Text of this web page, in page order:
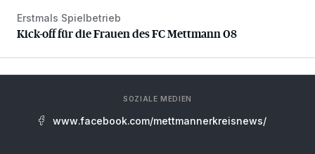
Kick-off für die Frauen des FC Mettmann 08
Erstmals Spielbetrieb
Kick-off für die Frauen des FC Mettmann 08
SOZIALE MEDIEN
www.facebook.com/mettmannerkreisnews/